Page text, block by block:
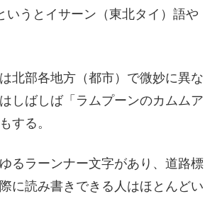
いうとイサーン（東北タイ）語や
北部各地方（都市）で微妙に異な
しばしば「ラムプーンのカムムア
する。
るラーンナー文字があり、道路標
に読み書きできる人はほとんどい